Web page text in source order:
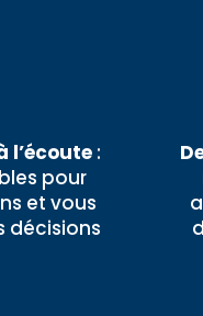
l’écoute :
pour
et vous
décisions